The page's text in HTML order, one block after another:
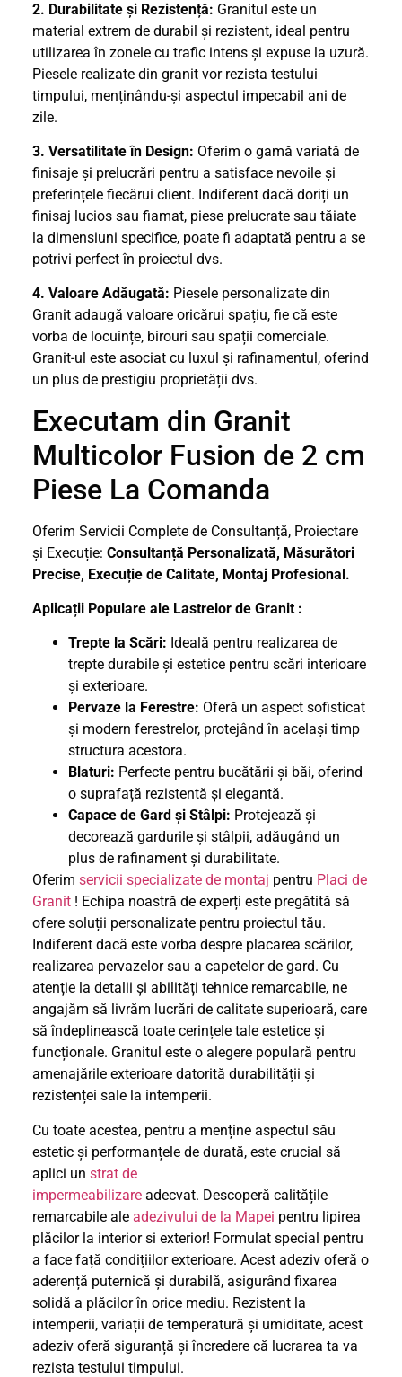
2. Durabilitate și Rezistență: Granitul este un
material extrem de durabil și rezistent, ideal pentru
utilizarea în zonele cu trafic intens și expuse la uzură.
Piesele realizate din granit vor rezista testului
timpului, menținându-și aspectul impecabil ani de
zile.
3. Versatilitate în Design: Oferim o gamă variată de
finisaje și prelucrări pentru a satisface nevoile și
preferințele fiecărui client. Indiferent dacă doriți un
finisaj lucios sau fiamat, piese prelucrate sau tăiate
la dimensiuni specifice, poate fi adaptată pentru a se
potrivi perfect în proiectul dvs.
4. Valoare Adăugată: Piesele personalizate din
Granit adaugă valoare oricărui spațiu, fie că este
vorba de locuințe, birouri sau spații comerciale.
Granit-ul este asociat cu luxul și rafinamentul, oferind
un plus de prestigiu proprietății dvs.
Executam din Granit
Multicolor Fusion de 2 cm
Piese La Comanda
Oferim Servicii Complete de Consultanță, Proiectare
și Execuție: Consultanță Personalizată, Măsurători
Precise, Execuție de Calitate, Montaj Profesional.
Aplicații Populare ale Lastrelor de Granit :
Trepte la Scări: Ideală pentru realizarea de
trepte durabile și estetice pentru scări interioare
și exterioare.
Pervaze la Ferestre: Oferă un aspect sofisticat
și modern ferestrelor, protejând în același timp
structura acestora.
Blaturi: Perfecte pentru bucătării și băi, oferind
o suprafață rezistentă și elegantă.
Capace de Gard și Stâlpi: Protejează și
decorează gardurile și stâlpii, adăugând un
plus de rafinament și durabilitate.
Oferim servicii specializate de montaj pentru Placi de
Granit! Echipa noastră de experți este pregătită să
ofere soluții personalizate pentru proiectul tău.
Indiferent dacă este vorba despre placarea scărilor,
realizarea pervazelor sau a capetelor de gard. Cu
atenție la detalii și abilități tehnice remarcabile, ne
angajăm să livrăm lucrări de calitate superioară, care
să îndeplinească toate cerințele tale estetice și
funcționale. Granitul este o alegere populară pentru
amenajările exterioare datorită durabilității și
rezistenței sale la intemperii.
Cu toate acestea, pentru a menține aspectul său
estetic și performanțele de durată, este crucial să
aplici un strat de
impermeabilizareadecvat. Descoperă calitățile
remarcabile ale adezivului de la Mapei pentru lipirea
plăcilor la interior si exterior! Formulat special pentru
a face față condițiilor exterioare. Acest adeziv oferă o
aderență puternică și durabilă, asigurând fixarea
solidă a plăcilor în orice mediu. Rezistent la
intemperii, variații de temperatură și umiditate, acest
adeziv oferă siguranță și încredere că lucrarea ta va
rezista testului timpului.